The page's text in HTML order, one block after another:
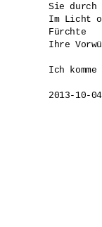
Sie durch
Im Licht
Fürchte
Ihre
Ich
2013-10-04